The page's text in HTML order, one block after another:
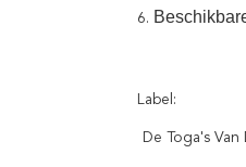
6.
Label:
De Toga's